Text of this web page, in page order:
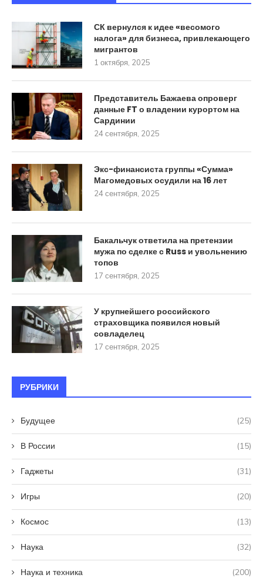
СК вернулся к идее «весомого
налога» для бизнеса, привлекающего
мигрантов
1 октября, 2025
Представитель Бажаева опроверг
данные FT о владении курортом на
Сардинии
24 сентября, 2025
Экс-финансиста группы «Сумма»
Магомедовых осудили на 16 лет
24 сентября, 2025
Бакальчук ответила на претензии
мужа по сделке с Russ и увольнению
топов
17 сентября, 2025
У крупнейшего российского
страховщика появился новый
совладелец
17 сентября, 2025
РУБРИКИ
Будущее (25)
В России (15)
Гаджеты (31)
Игры (20)
Космос (13)
Наука (32)
Наука и техника (200)